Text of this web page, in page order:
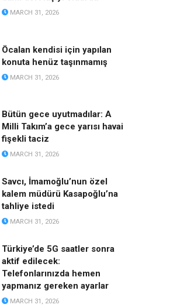
MARCH 31, 2026
Öcalan kendisi için yapılan
konuta henüz taşınmamış
MARCH 31, 2026
Bütün gece uyutmadılar: A
Milli Takım’a gece yarısı havai
fişekli taciz
MARCH 31, 2026
Savcı, İmamoğlu’nun özel
kalem müdürü Kasapoğlu’na
tahliye istedi
MARCH 31, 2026
Türkiye’de 5G saatler sonra
aktif edilecek:
Telefonlarınızda hemen
yapmanız gereken ayarlar
MARCH 31, 2026